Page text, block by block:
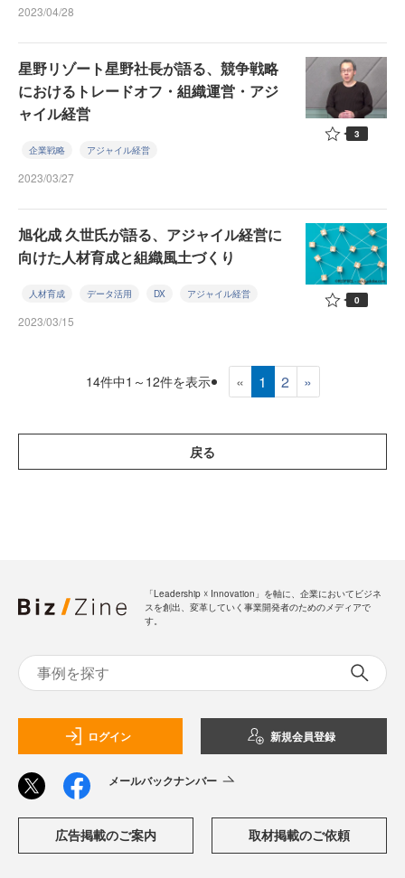
2023/04/28
星野リゾート星野社長が語る、競争戦略
におけるトレードオフ・組織運営・アジ
ャイル経営
企業戦略 アジャイル経営
2023/03/27
3
旭化成 久世氏が語る、アジャイル経営に
向けた人材育成と組織風土づくり
人材育成 データ活用 DX アジャイル経営
2023/03/15
0
14件中1～12件を表示 « 1 2 »
戻る
「Leadership ☓ Innovation」を軸に、企業においてビジネ
スを創出、変革していく事業開発者のためのメディアで
す。
ログイン 新規会員登録
メールバックナンバー
広告掲載のご案内 取材掲載のご依頼